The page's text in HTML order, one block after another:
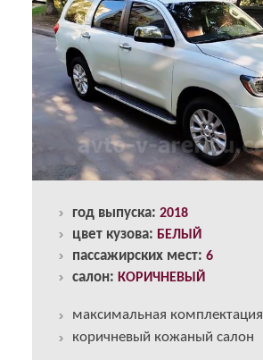
год выпуска:2018
цвет кузова: БЕЛЫЙ
пассажирских мест:6
салон:КОРИЧНЕВЫЙ
максимальная комплектация
коричневый кожаный салон